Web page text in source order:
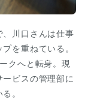
川口さんは仕事
を重ねている。
クへと転身。現
ビスの管理部に
。